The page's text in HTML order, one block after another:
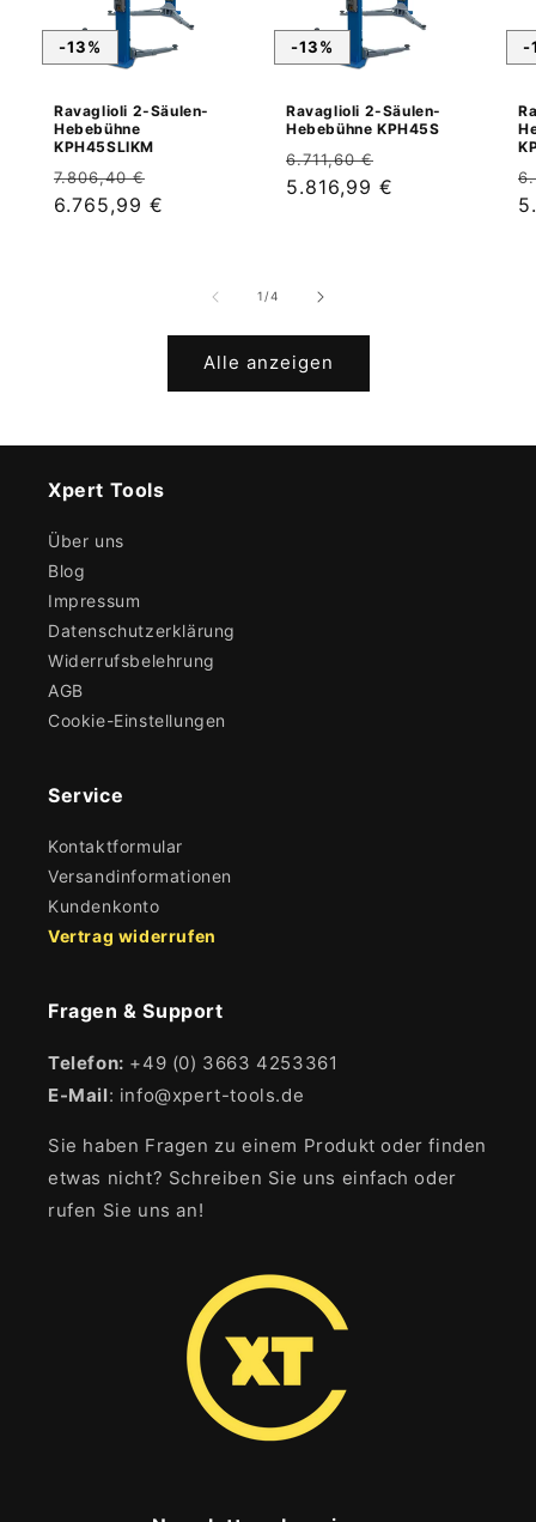
-13%
Ravaglioli 2-Säulen-
Hebebühne
KPH45SLIKM
Normaler
Preis
7.806,40 €
Verkaufspreis
6.765,99 €
-13%
Ravaglioli 2-Säulen-
Hebebühne KPH45S
Normaler
Preis
6.711,60 €
Verkaufspreis
5.816,99 €
-
1/von
4
Alle anzeigen
Xpert Tools
Über uns
Blog
Impressum
Datenschutzerklärung
Widerrufsbelehrung
AGB
Cookie-Einstellungen
Service
Kontaktformular
Versandinformationen
Kundenkonto
Vertrag widerrufen
Fragen & Support
Telefon: +49 (0) 3663 4253361
E-Mail: info@xpert-tools.de
Sie haben Fragen zu einem Produkt oder finden
etwas nicht? Schreiben Sie uns einfach oder
rufen Sie uns an!